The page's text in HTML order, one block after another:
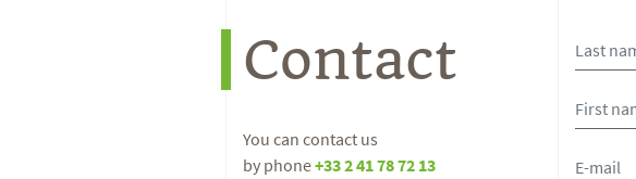
Contact
You can contact us
by phone+33 2 41 78 72 13